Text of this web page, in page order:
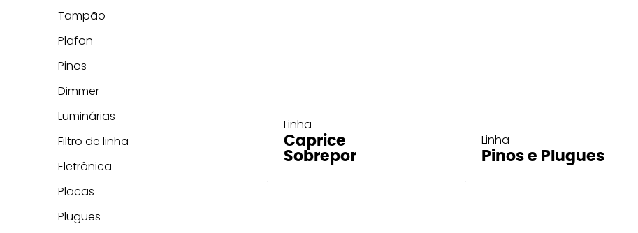
Linha
Caprice
Sobrepor
Linha
Pinos e Plugues
Tampão
Plafon
Pinos
Dimmer
Luminárias
Filtro de linha
Eletrônica
Placas
Plugues